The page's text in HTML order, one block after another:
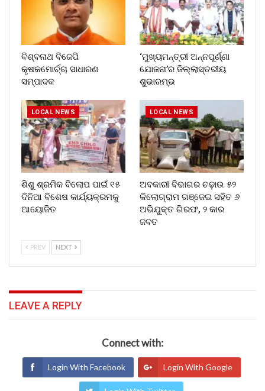
ବିଶ୍ବନାଥ ବିଜେପି
କୃଷକମୋର୍ଚ୍ଚା ସାଧାରଣ
ସମ୍ପାଦକ
‘ମୁଖ୍ୟମନ୍ତ୍ରୀ ଅନ୍ନପୂର୍ଣ୍ଣା
ଯୋଜନା’ର ଜିଲ୍ଲାସ୍ତରୀୟ
ଶୁଭାରମ୍ଭ
LOCAL NEWS
ଶିଶୁ ଶ୍ରମିକ ବିଲୋପ ପାଇଁ ୧୫
ଦିନିଆ ବିଶେଷ କାର୍ଯ୍ୟକ୍ରମକୁ
ଆୟୋଜିତ
LOCAL NEWS
ଅବକାରୀ ବିଭାଗର ଚଢ଼ାଉ ୫୨
କିଲୋଗ୍ରାମ ଗଞ୍ଜେଇ ସହିତ ୬
ଅଭିଯୁକ୍ତ ଗିରଫ, ୨ କାର
ଜବତ
PREV NEXT
LEAVE A REPLY
Connect with:
Login With Facebook Login With Google